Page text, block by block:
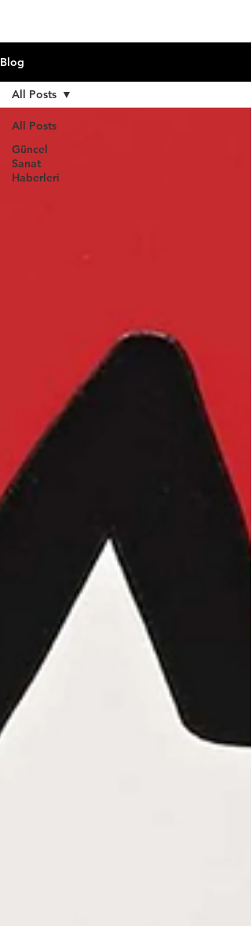
Blog
All Posts
Güncel
Sanat
Haberleri
All Posts